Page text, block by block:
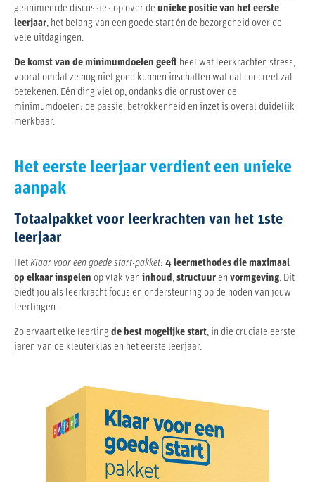
geanimeerde discussies op over de unieke positie van het eerste
leerjaar, het belang van een goede start én de bezorgdheid over de
vele uitdagingen.
De komst van de minimumdoelen geeft heel wat leerkrachten stress,
vooral omdat ze nog niet goed kunnen inschatten wat dat concreet zal
betekenen. Eén ding viel op, ondanks die onrust over de
minimumdoelen: de passie, betrokkenheid en inzet is overal duidelijk
merkbaar.
Het eerste leerjaar verdient een unieke
aanpak
Totaalpakket voor leerkrachten van het 1ste
leerjaar
Het Klaar voor een goede start-pakket: 4 leermethodes die maximaal
op elkaar inspelen op vlak van inhoud, structuur en vormgeving. Dit
biedt jou als leerkracht focus en ondersteuning op de noden van jouw
leerlingen.
Zo ervaart elke leerling de best mogelijke start, in die cruciale eerste
jaren van de kleuterklas en het eerste leerjaar.